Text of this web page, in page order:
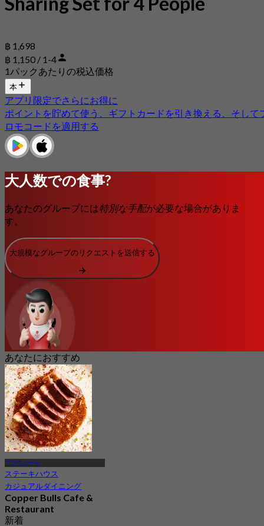
฿ 1,698
฿ 1,150 / 1-4
1パックあたりの税込価格
本
アプリ限定でさらにお得に
ポイントを貯めて使う、ギフトカードを引き換える、そして
ロモコードを適用する
大人数での食事?
あなたのグループには特別な手配が必要な場合がありま
す。
大規模なグループのリクエストを送信する
あなたにおすすめ
プラウェート
ステーキハウス
カジュアルダイニング
Copper Bulls Cafe &
Restaurant
新着